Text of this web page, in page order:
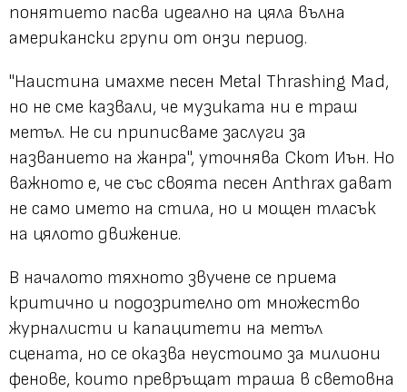
понятието пасва идеално на цяла вълна
американски групи от онзи период.
"Наистина имахме песен Metal Thrashing Mad,
но не сме казвали, че музиката ни е траш
метъл. Не си приписваме заслуги за
названието на жанра", уточнява Скот Иън. Но
важното е, че със своята песен Anthrax дават
не само името на стила, но и мощен тласък
на цялото движение.
В началото тяхното звучене се приема
критично и подозрително от множество
журналисти и капацитети на метъл
сцената, но се оказва неустоимо за милиони
фенове, които превръщат траша в световна